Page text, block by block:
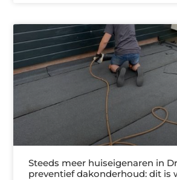
Steeds meer huiseigenaren in
preventief dakonderhoud: dit is